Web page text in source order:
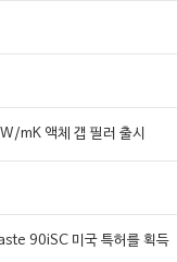
mK 액체 갭 필러 출시
90iSC 미국 특허를 획득